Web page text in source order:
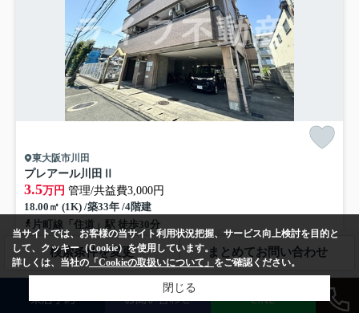
東大阪市川田
プレアール川田Ⅱ
3.5万円 管理/共益費3,000円
18.00㎡ (1K) /築33年 /4階建
片町線「住道」駅 徒歩30分
駐輪場 インターネット対応 敷地内ごみ置き場 公共下水
ぜひ一度見ていただきたい、「プレアール川田Ⅱ」です。一口コンロが
付いたマンションです。新しい日々を送るにふさわしい、きれ...もっと
検索条件を変更 まとめてお問い合わせ
来店予約 お問い合わせ LINE
当サイトでは、お客様の当サイト利用状況把握、サービス向上検討を目的と
して、クッキー（Cookie）を使用しています。
詳しくは、当社の 「Cookieの取扱いについて」 をご確認ください。
閉じる